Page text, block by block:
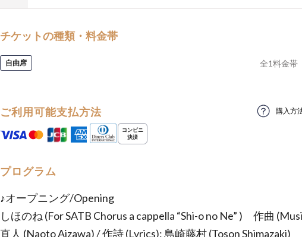
チケットの種類・料金帯
自由席 全1料金帯
ご利用可能支払方法 購入方
プログラム
♪オープニング/Opening
しほのね (For SATB Chorus a cappella “Shi-o no Ne” ) 作曲
直人 (Naoto Aizawa) / 作詩 (Lyrics): 島崎藤村 (Toson Shimazaki)